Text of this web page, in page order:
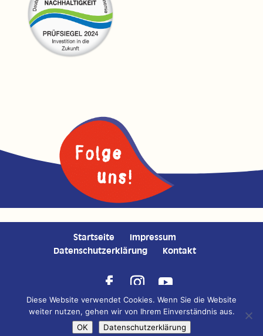
Startseite
Impressum
Datenschutzerklärung
Kontakt
Copyright © 2020 Auricher Süssmost GmbH | Konzeption,
Gestaltung, Fotografie und Programmierung:DESIGNSTUUV
Werbeagentur GmbH & Co. KG
Diese Website verwendet Cookies. Wenn Sie die Website
weiter nutzen, gehen wir von Ihrem Einverständnis aus.
OK
Datenschutzerklärung